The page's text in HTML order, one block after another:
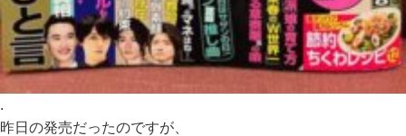
.
昨日の発売だったのですが、